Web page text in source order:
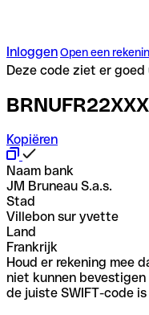
InloggenOpen een
Deze code ziet er goed
BRNUFR22XXX
Kopiëren
Naam bank
JM Bruneau S.a.s.
Stad
Villebon sur yvette
Land
Frankrijk
Houd er rekening mee
niet kunnen
de juiste SWIFT-code